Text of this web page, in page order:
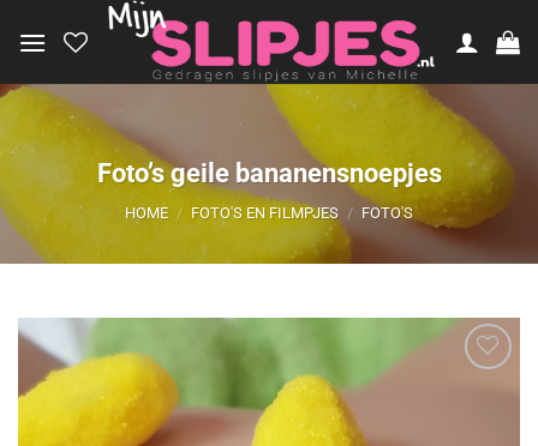
naar
Foto’s geile bananensnoepjes
HOME / FOTO'S EN FILMPJES / FOTO'S